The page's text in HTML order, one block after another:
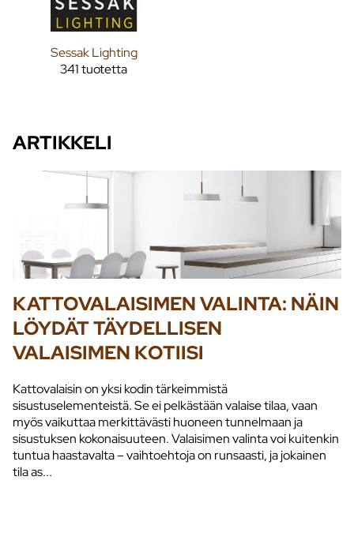
Sessak Lighting
341 tuotetta
ARTIKKELI
KATTOVALAISIMEN VALINTA: NÄIN
LÖYDÄT TÄYDELLISEN
VALAISIMEN KOTIISI
Kattovalaisin on yksi kodin tärkeimmistä
sisustuselementeistä. Se ei pelkästään valaise tilaa, vaan
myös vaikuttaa merkittävästi huoneen tunnelmaan ja
sisustuksen kokonaisuuteen. Valaisimen valinta voi kuitenkin
tuntua haastavalta – vaihtoehtoja on runsaasti, ja jokainen
tila as...